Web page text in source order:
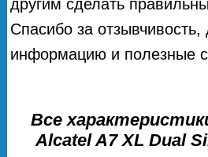
другим сделать
Спасибо за
информацию и полезные
Все
Alcatel A7 XL Dual